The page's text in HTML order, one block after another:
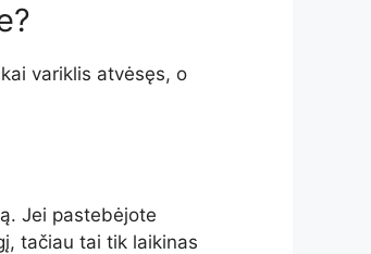
variklis atvėsęs, o
Jei pastebėjote
tačiau tai tik laikinas